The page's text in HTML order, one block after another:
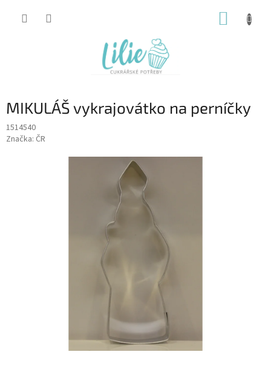
MIKULÁŠ vykrajovátko na perníčky
1514540
Značka: ČR